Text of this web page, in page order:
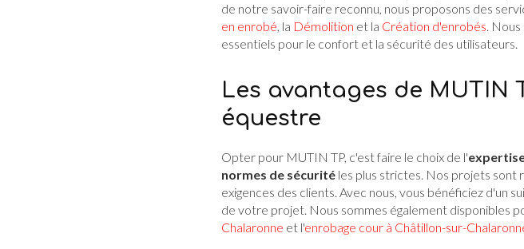
de notre savoir-faire reconnu, nous proposons des
en enrobé, la Démolition et la Création d'enrobés.
essentiels pour le confort et la sécurité des utilisateurs.
Les avantages de MUTIN
équestre
Opter pour MUTIN TP, c'est faire le choix de l'
normes de sécurité les plus strictes. Nos projets sont
exigences des clients. Avec nous, vous bénéficiez d'un
de votre projet. Nous sommes également disponibles
Chalaronne et l'enrobage cour à Châtillon-sur-